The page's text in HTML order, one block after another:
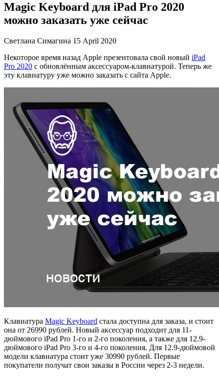
Magic Keyboard для iPad Pro 2020
можно заказать уже сейчас
Светлана Симагина 15 April 2020
Некоторое время назад Apple презентовала свой новый iPad
Pro 2020 с обновлённым аксессуаром-клавиатурой. Теперь же
эту клавиатуру уже можно заказать с сайта Apple.
Клавиатура Magic Keyboard стала доступна для заказа, и стоит
она от 26990 рублей. Новый аксессуар подходит для 11-
дюймового iPad Pro 1-го и 2-го поколения, а также для 12.9-
дюймового iPad Pro 3-го и 4-го поколения. Для 12.9-дюймовой
модели клавиатура стоит уже 30990 рублей. Первые
покупатели получат свои заказы в России через 2-3 недели.